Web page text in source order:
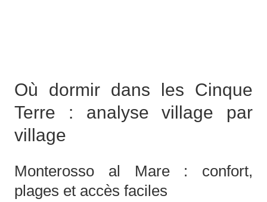
Où dormir dans les Cinque
Terre : analyse village par
village
Monterosso al Mare : confort,
plages et accès faciles